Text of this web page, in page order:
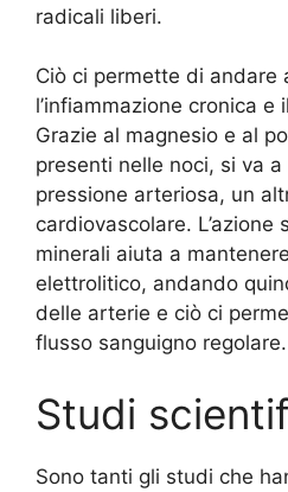
radicali liberi.
Ciò ci permette di andare
l’infiammazione cronica e
Grazie al magnesio e al
presenti nelle noci, si va
pressione arteriosa, un
cardiovascolare. L’azione
minerali aiuta a
elettrolitico, andando
delle arterie e ciò ci
flusso sanguigno regolare.
Studi
Sono tanti gli studi che